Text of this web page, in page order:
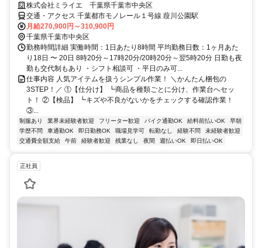
株式会社ミライエ 千葉県千葉市中央区
交通・アクセス 千葉都市モノレール１号線 葭川公園駅
月給270,900円～310,900円
千葉県千葉市中央区
勤務時間詳細 実働時間：1日あたり8時間 平均勤務日数：1ヶ月あた
り18日 〜 20日 8時20分～17時20分/20時20分～翌5時20分 日勤も夜
勤も交代制もあり ・シフト相談可 ・平日のみ可...
仕事内容 人気アイテムを扱うシンプル作業！ ＼かんたん梱包の
3STEP！／ ①【仕分け】 ┗商品を種類ごとに分け、作業台へセッ
ト！ ②【検品】 ┗キズや不良がないかをチェックする確認作業！
③...
制服あり 業界未経験者歓迎 フリーター歓迎 バイク通勤OK 給料前払いOK
早朝
学歴不問
車通勤OK 即日勤務OK 職場見学可 転勤なし 経験不問
未経験者歓迎
交通費全額支給
午前 経験者歓迎 残業なし 夜間 週払いOK 即日払いOK
正社員